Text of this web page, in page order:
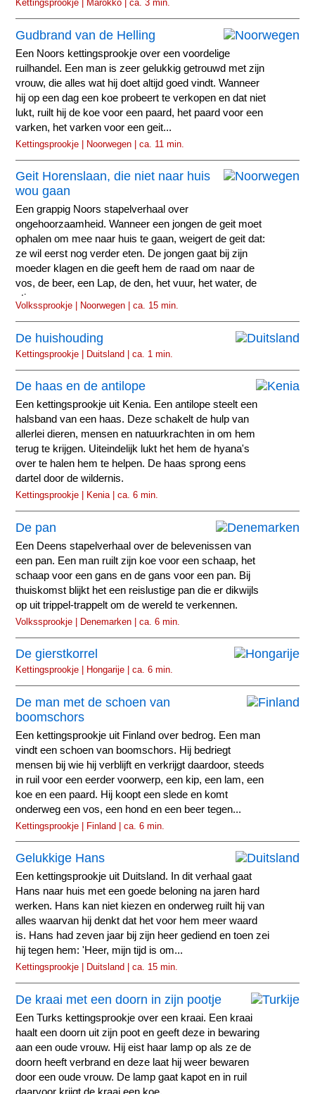
Kettingsprookje | Marokko | ca. 3 min.
Gudbrand van de Helling
Een Noors kettingsprookje over een voordelige
ruilhandel. Een man is zeer gelukkig getrouwd met zijn
vrouw, die alles wat hij doet altijd goed vindt. Wanneer
hij op een dag een koe probeert te verkopen en dat niet
lukt, ruilt hij de koe voor een paard, het paard voor een
varken, het varken voor een geit...
Kettingsprookje | Noorwegen | ca. 11 min.
Geit Horenslaan, die niet naar huis
wou gaan
Een grappig Noors stapelverhaal over
ongehoorzaamheid. Wanneer een jongen de geit moet
ophalen om mee naar huis te gaan, weigert de geit dat:
ze wil eerst nog verder eten. De jongen gaat bij zijn
moeder klagen en die geeft hem de raad om naar de
vos, de beer, een Lap, de den, het vuur, het water, de
stier...
Volkssprookje | Noorwegen | ca. 15 min.
De huishouding
Kettingsprookje | Duitsland | ca. 1 min.
De haas en de antilope
Een kettingsprookje uit Kenia. Een antilope steelt een
halsband van een haas. Deze schakelt de hulp van
allerlei dieren, mensen en natuurkrachten in om hem
terug te krijgen. Uiteindelijk lukt het hem de hyana's
over te halen hem te helpen. De haas sprong eens
dartel door de wildernis.
Kettingsprookje | Kenia | ca. 6 min.
De pan
Een Deens stapelverhaal over de belevenissen van
een pan. Een man ruilt zijn koe voor een schaap, het
schaap voor een gans en de gans voor een pan. Bij
thuiskomst blijkt het een reislustige pan die er dikwijls
op uit trippel-trappelt om de wereld te verkennen.
Volkssprookje | Denemarken | ca. 6 min.
De gierstkorrel
Kettingsprookje | Hongarije | ca. 6 min.
De man met de schoen van
boomschors
Een kettingsprookje uit Finland over bedrog. Een man
vindt een schoen van boomschors. Hij bedriegt
mensen bij wie hij verblijft en verkrijgt daardoor, steeds
in ruil voor een eerder voorwerp, een kip, een lam, een
koe en een paard. Hij koopt een slede en komt
onderweg een vos, een hond en een beer tegen...
Kettingsprookje | Finland | ca. 6 min.
Gelukkige Hans
Een kettingsprookje uit Duitsland. In dit verhaal gaat
Hans naar huis met een goede beloning na jaren hard
werken. Hans kan niet kiezen en onderweg ruilt hij van
alles waarvan hij denkt dat het voor hem meer waard
is. Hans had zeven jaar bij zijn heer gediend en toen zei
hij tegen hem: 'Heer, mijn tijd is om...
Kettingsprookje | Duitsland | ca. 15 min.
De kraai met een doorn in zijn pootje
Een Turks kettingsprookje over een kraai. Een kraai
haalt een doorn uit zijn poot en geeft deze in bewaring
aan een oude vrouw. Hij eist haar lamp op als ze de
doorn heeft verbrand en deze laat hij weer bewaren
door een oude vrouw. De lamp gaat kapot en in ruil
daarvoor krijgt de kraai een koe.